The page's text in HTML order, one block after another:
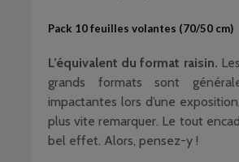
Pack 10 feuilles volantes (70/50 cm)
L’équivalent du format raisin.
grands formats sont
impactantes lors d’une
plus vite remarquer. Le tout
bel effet. Alors, pensez-y !